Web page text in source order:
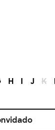
H I J K